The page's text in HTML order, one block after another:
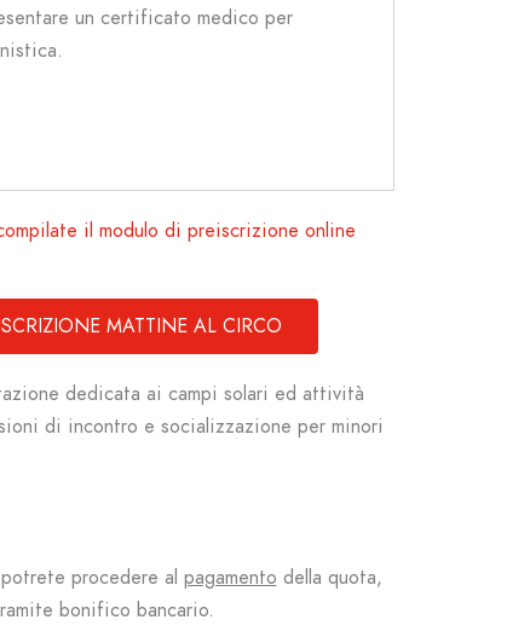
un certificato medico per
il modulo di preiscrizione online
MATTINE AL CIRCO
dedicata ai campi solari ed attività
di incontro e socializzazione per minori
procedere al pagamento della quota,
bonifico bancario.